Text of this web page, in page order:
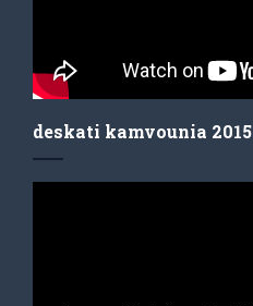
deskati kamvounia 2015